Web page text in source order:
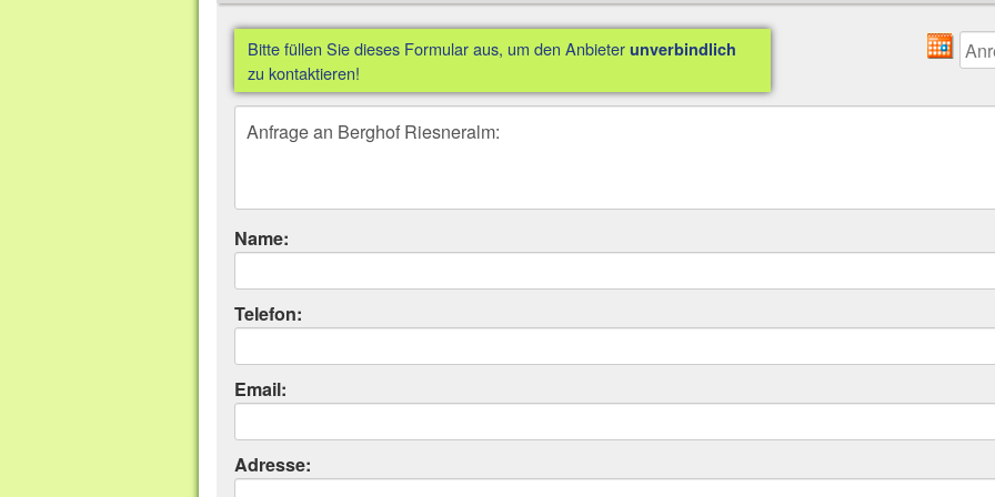
Bitte füllen Sie dieses Formular aus, um den Anbieterunverbindlich
zu kontaktieren!
Name:
Telefon:
Email:
Adresse: